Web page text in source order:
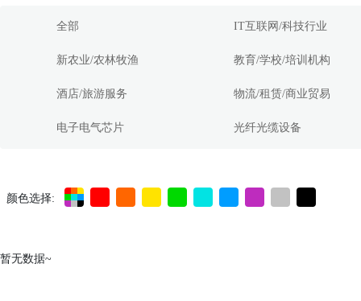
全部 IT互联网/科技行业
新农业/农林牧渔 教育/学校/培训机构
酒店/旅游服务 物流/租赁/商业贸易
电子电气芯片 光纤光缆设备
颜色选择:
暂无数据~